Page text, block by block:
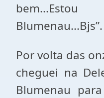
Blumenau...Bjs”.
Por volta das
cheguei na
Blumenau